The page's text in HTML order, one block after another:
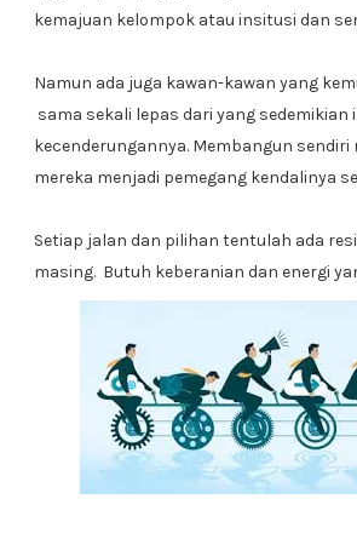
kemajuan kelompok atau insitusi dan
Namun ada juga kawan-kawan yang
sama sekali lepas dari yang sedemikian
kecenderungannya. Membangun
mereka menjadi pemegang kendalinya
Setiap jalan dan pilihan tentulah ada
masing. Butuh keberanian dan energi